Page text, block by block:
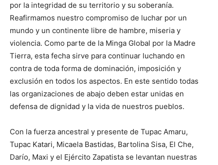
por la integridad de su territorio y su soberanía.
Reafirmamos nuestro compromiso de luchar por un
mundo y un continente libre de hambre, miseria y
violencia. Como parte de la Minga Global por la Madre
Tierra, esta fecha sirve para continuar luchando en
contra de toda forma de dominación, imposición y
exclusión en todos los aspectos. En este sentido todas
las organizaciones de abajo deben estar unidas en
defensa de dignidad y la vida de nuestros pueblos.
Con la fuerza ancestral y presente de Tupac Amaru,
Tupac Katari, Micaela Bastidas, Bartolina Sisa, El Che,
Darío, Maxi y el Ejército Zapatista se levantan nuestras